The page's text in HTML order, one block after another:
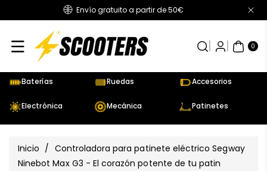
Envío gratuito a partir de 50€
0
AR
TÍC
UL
Baterías Ruedas Accesorios
Electrónica Mecánica Patinetes
Inicio / Controladora para patinete eléctrico Segway
Ninebot Max G3 - El corazón potente de tu patin